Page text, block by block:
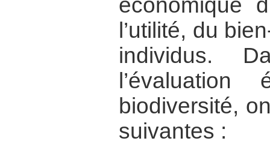
économique
l’utilité, du
individus.
biodiversité,
suivantes :